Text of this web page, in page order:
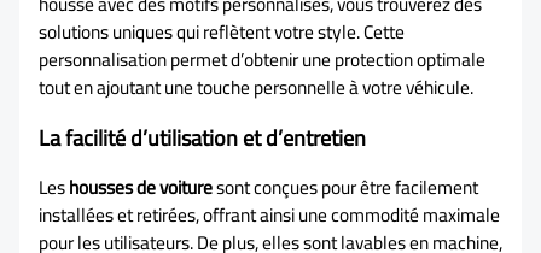
solutions uniques qui reflètent votre style. Cette
personnalisation permet d’obtenir une protection optimale
tout en ajoutant une touche personnelle à votre véhicule.
La facilité d’utilisation et d’entretien
Leshousses de voituresont conçues pour être facilement
installées et retirées, offrant ainsi une commodité maximale
pour les utilisateurs. De plus, elles sont lavables en machine,